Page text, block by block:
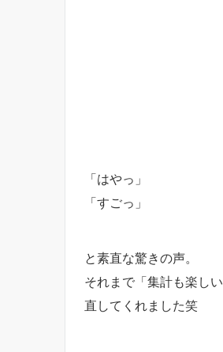
「はやっ」
「すごっ」
と素直な驚きの声。
それまで「集計も楽し
直してくれました笑